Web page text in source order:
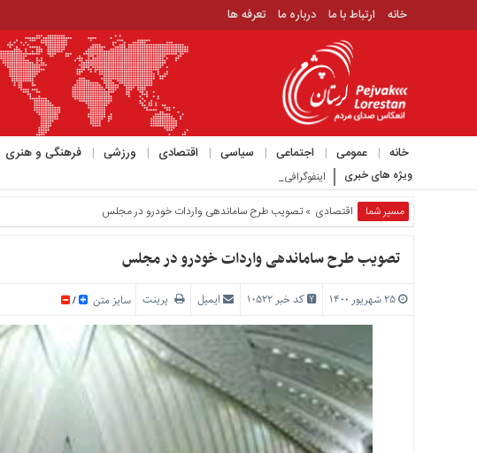
خانه ارتباط با ما درباره ما تعرفه ها
خانه عمومی اجتماعی سیاسی اقتصادی ورزشی فرهنگی و هنری
ارتباط
ویژه های خبری اینفوگرافی_
مسیر شما اقتصادی » تصویب طرح ساماندهی واردات خودرو در مجلس
تصویب طرح ساماندهی واردات خودرو در مجلس
کد خبر 10522 ایمیل پرینت سایز متن /